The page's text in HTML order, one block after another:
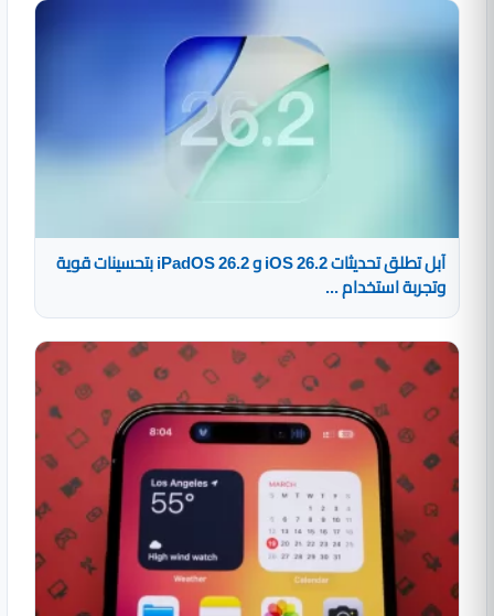
آبل تطلق تحديثات iOS 26.2 و iPadOS 26.2 بتحسينات قوية
وتجربة استخدام ...